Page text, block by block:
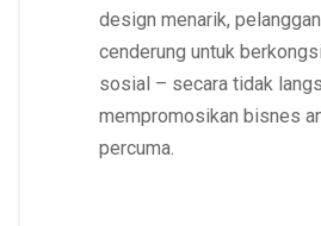
design menarik,
cenderung untuk
sosial – secara tidak
mempromosikan bisnes
percuma.